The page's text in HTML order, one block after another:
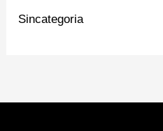
Sincategoria